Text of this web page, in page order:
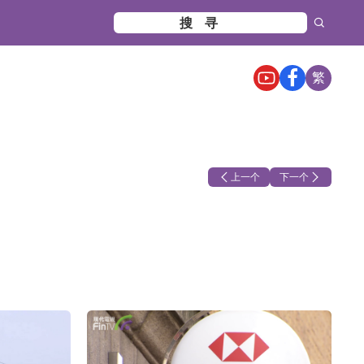
繁
上一个 下一个